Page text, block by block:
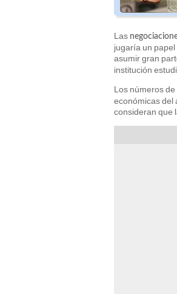
Las
jugaría un
asumir gran
institución
Los números
económicas del
consideran que